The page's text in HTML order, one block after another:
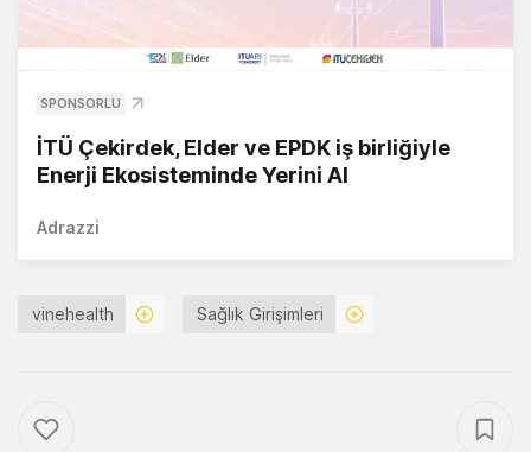
SPONSORLU
İTÜ Çekirdek, Elder ve EPDK iş birliğiyle
Enerji Ekosisteminde Yerini Al
Adrazzi
vinehealth Sağlık Girişimleri